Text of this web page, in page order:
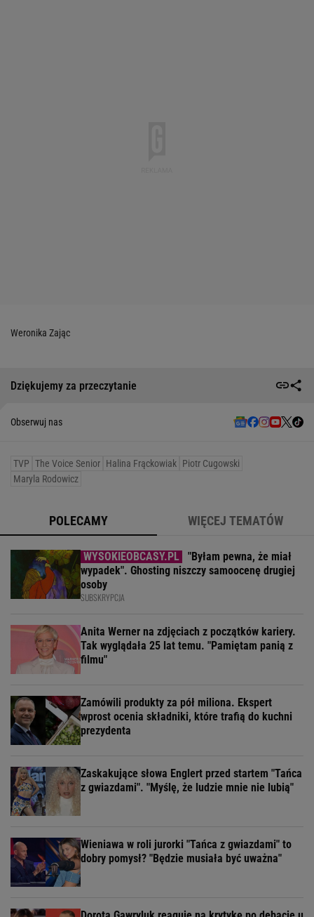
Weronika Zając
Dziękujemy za przeczytanie
Obserwuj nas
TVP The Voice Senior Halina Frąckowiak Piotr Cugowski
Maryla Rodowicz
POLECAMY WIĘCEJ TEMATÓW
"Byłam pewna, że miał
wypadek". Ghosting niszczy samoocenę drugiej
osoby
SUBSKRYPCJA
Anita Werner na zdjęciach z początków kariery.
Tak wyglądała 25 lat temu. "Pamiętam panią z
filmu"
Zamówili produkty za pół miliona. Ekspert
wprost ocenia składniki, które trafią do kuchni
prezydenta
Zaskakujące słowa Englert przed startem "Tańca
z gwiazdami". "Myślę, że ludzie mnie nie lubią"
Wieniawa w roli jurorki "Tańca z gwiazdami" to
dobry pomysł? "Będzie musiała być uważna"